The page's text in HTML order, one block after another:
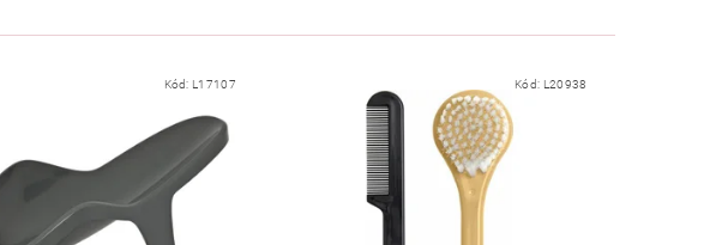
Kód: L17107 Kód: L20938